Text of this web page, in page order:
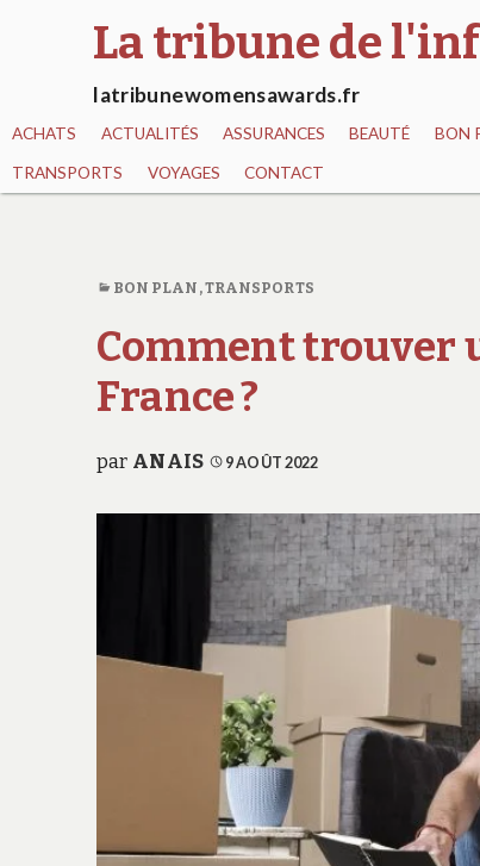
La tribune de
latribunewomensawards.fr
ACHATS ACTUALITÉS ASSURANCES BEAUTÉ BON
TRANSPORTS VOYAGES CONTACT
BON PLAN ,TRANSPORTS
Comment trouver
France ?
par ANAIS 9 AOÛT 2022